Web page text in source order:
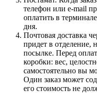
телефон или e-mail
оплатить в
дня.
Почтовая доставка
придет в отделение,
посылке. Перед
коробки: вес,
самостоятельно вы
Один заказ может
его стоимость не